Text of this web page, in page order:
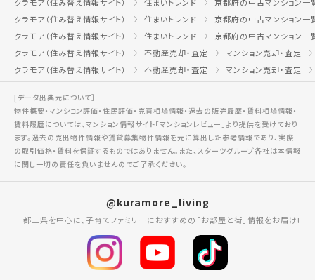
クラモア（住み替え情報サイト）
住まいトレンド
京都府の中古マンション一
クラモア（住み替え情報サイト）
住まいトレンド
京都府の中古マンション一
クラモア（住み替え情報サイト）
不動産売却・査定
マンション売却・査定
クラモア（住み替え情報サイト）
不動産売却・査定 マンション売却・査定
[データ出典元について］
物件概要・マンション評価・住民評価・売買相場情報・過去の販売履歴・賃料相場情報・
賃料履歴については、マンション情報サイト「マンションレビュー」より提供を受けており
ます。過去の売出物件情報や賃貸募集物件情報を元に算出した参考情報であり、実際
の取引価格・賃料を保証するものではありません。また、スターツグループ各社は本情報
に関し一切の責任を負いませんのでご了承ください。
@kuramore_living
一都三県を中心に、子育てファミリーにおすすめの「お部屋と街」情報をお届け!